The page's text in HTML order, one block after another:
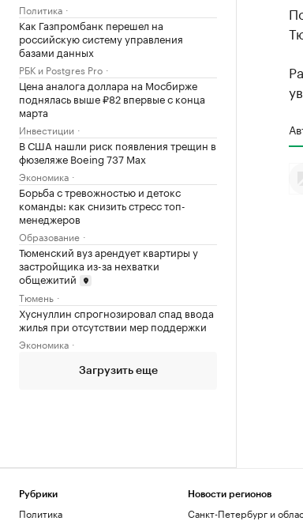
Политика
Как Газпромбанк перешел на
российскую систему управления
базами данных
РБК и Postgres Pro
Цена аналога доллара на Мосбирже
поднялась выше ₽82 впервые с конца
марта
Инвестиции
В США нашли риск появления трещин в
фюзеляже Boeing 737 Max
Экономика
Борьба с тревожностью и детокс
команды: как снизить стресс топ-
менеджеров
Образование
Тюменский вуз арендует квартиры у
застройщика из-за нехватки
общежитий
Тюмень
Хуснуллин спрогнозировал спад ввода
жилья при отсутствии мер поддержки
Экономика
Загрузить еще
Рубрики
Политика
Новости регионов
Санкт-Петербург и